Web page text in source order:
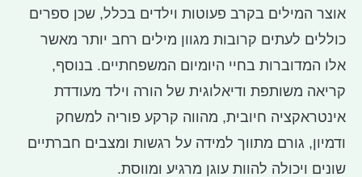
אוצר המילים בקרב פעוטות וילדים בכלל, שכן ספרים
כוללים לעתים קרובות מגוון מילים רחב יותר מאשר
אלו המדוברות בחיי היומיום המשפחתיים. בנוסף,
קריאה משותפת ודיאלוגית של הורה וילד מעודדת
אינטראקציה חיובית, מהווה קרקע פוריה למשחק
ודמיון, גורם מתווך למידה על רגשות ומצבים חברתיים
שונים ויכולה להוות עוגן מרגיע ומווסת.